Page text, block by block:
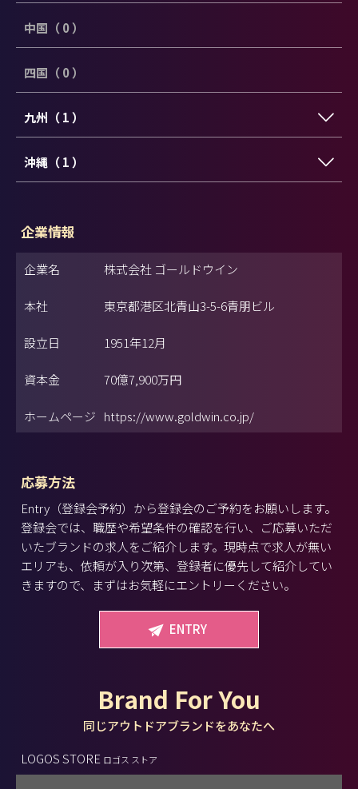
中国（ 0 ）
四国（ 0 ）
九州（ 1 ）
沖縄（ 1 ）
企業情報
企業名 株式会社 ゴールドウイン
本社 東京都港区北青山3-5-6青朋ビル
設立日 1951年12月
資本金 70億7,900万円
ホームページ https://www.goldwin.co.jp/
応募方法
Entry（登録会予約）から登録会のご予約をお願いします。
登録会では、職歴や希望条件の確認を行い、ご応募いただ
いたブランドの求人をご紹介します。現時点で求人が無い
エリアも、依頼が入り次第、登録者に優先して紹介してい
きますので、まずはお気軽にエントリーください。
ENTRY
Brand For You
同じアウトドアブランドをあなたへ
LOGOS STORE ロゴス ストア